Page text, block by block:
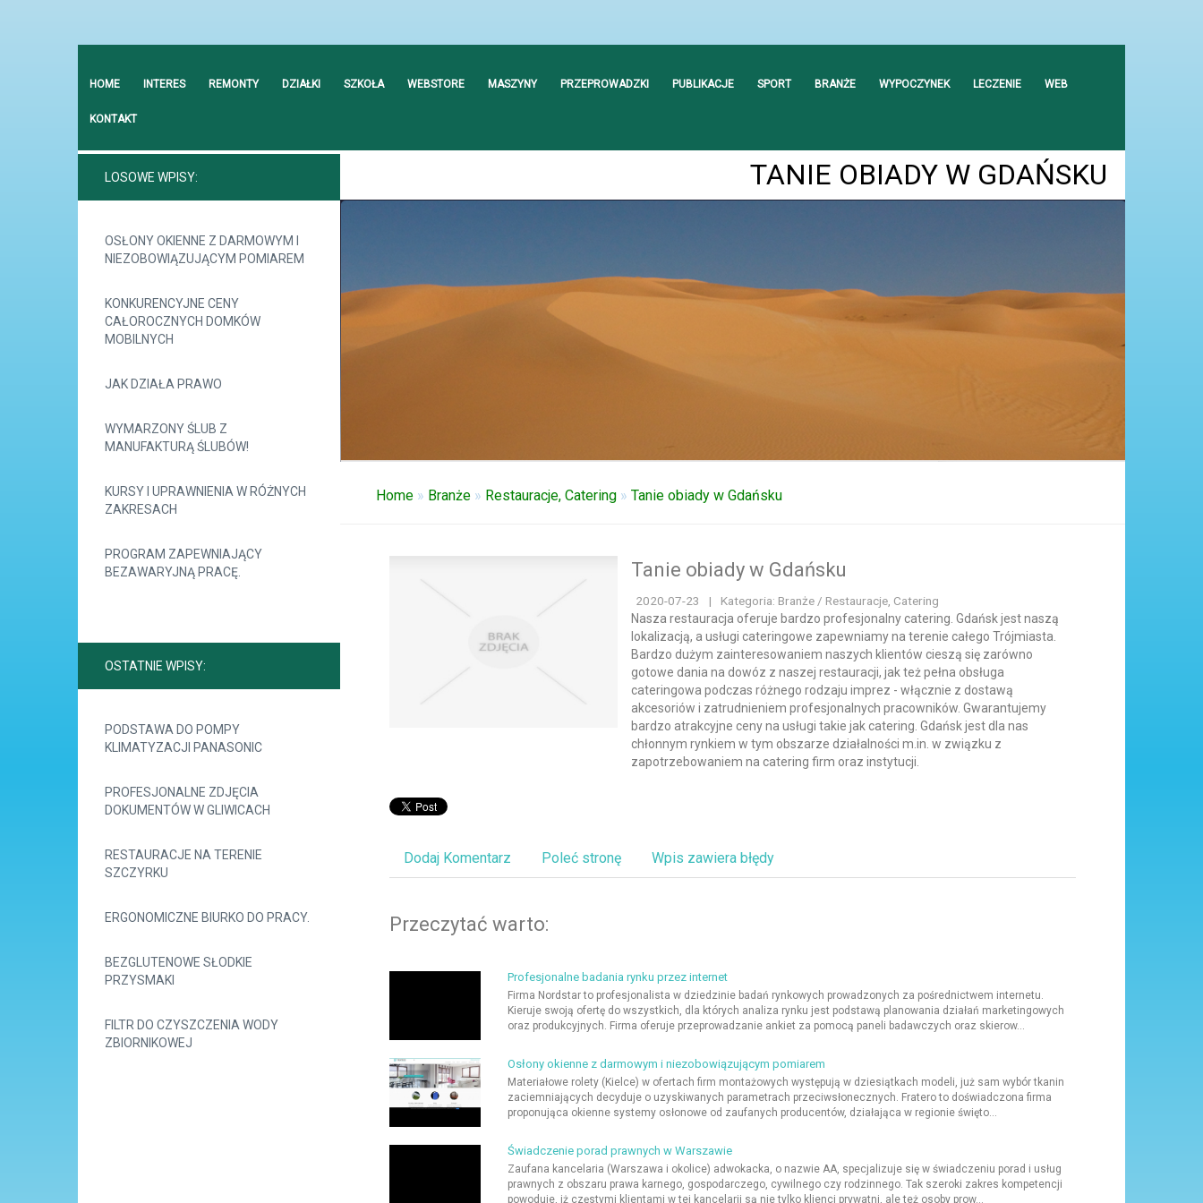
HOME INTERES REMONTY DZIAŁKI SZKOŁA WEBSTORE MASZYNY PRZEPROWADZKI PUBLIKACJE SPORT BRANŻE WYPOCZYNEK LECZENIE WEB
KONTAKT
TANIE OBIADY W GDAŃSKU
LOSOWE WPISY:
OSŁONY OKIENNE Z DARMOWYM I
NIEZOBOWIĄZUJĄCYM POMIAREM
KONKURENCYJNE CENY
CAŁOROCZNYCH DOMKÓW
MOBILNYCH
JAK DZIAŁA PRAWO
WYMARZONY ŚLUB Z
MANUFAKTURĄ ŚLUBÓW!
KURSY I UPRAWNIENIA W RÓŻNYCH
ZAKRESACH
PROGRAM ZAPEWNIAJĄCY
BEZAWARYJNĄ PRACĘ.
OSTATNIE WPISY:
PODSTAWA DO POMPY
KLIMATYZACJI PANASONIC
PROFESJONALNE ZDJĘCIA
DOKUMENTÓW W GLIWICACH
RESTAURACJE NA TERENIE
SZCZYRKU
ERGONOMICZNE BIURKO DO PRACY.
BEZGLUTENOWE SŁODKIE
PRZYSMAKI
FILTR DO CZYSZCZENIA WODY
ZBIORNIKOWEJ
Home» Branże» Restauracje, Catering» Tanie obiady w Gdańsku
Tanie obiady w Gdańsku
2020-07-23 |
Kategoria: Branże / Restauracje, Catering
Nasza restauracja oferuje bardzo profesjonalny catering. Gdańsk jest naszą
lokalizacją, a usługi cateringowe zapewniamy na terenie całego Trójmiasta.
Bardzo dużym zainteresowaniem naszych klientów cieszą się zarówno
gotowe dania na dowóz z naszej restauracji, jak też pełna obsługa
cateringowa podczas różnego rodzaju imprez - włącznie z dostawą
akcesoriów i zatrudnieniem profesjonalnych pracowników. Gwarantujemy
bardzo atrakcyjne ceny na usługi takie jak catering. Gdańsk jest dla nas
chłonnym rynkiem w tym obszarze działalności m.in. w związku z
zapotrzebowaniem na catering firm oraz instytucji.
Dodaj Komentarz Poleć stronę Wpis zawiera błędy
Przeczytać warto:
Profesjonalne badania rynku przez internet
Firma Nordstar to profesjonalista w dziedzinie badań rynkowych prowadzonych za pośrednictwem internetu.
Kieruje swoją ofertę do wszystkich, dla których analiza rynku jest podstawą planowania działań marketingowych
oraz produkcyjnych. Firma oferuje przeprowadzanie ankiet za pomocą paneli badawczych oraz skierow...
Osłony okienne z darmowym i niezobowiązującym pomiarem
Materiałowe rolety (Kielce) w ofertach firm montażowych występują w dziesiątkach modeli, już sam wybór tkanin
zaciemniających decyduje o uzyskiwanych parametrach przeciwsłonecznych. Fratero to doświadczona firma
proponująca okienne systemy osłonowe od zaufanych producentów, działająca w regionie święto...
Świadczenie porad prawnych w Warszawie
Zaufana kancelaria (Warszawa i okolice) adwokacka, o nazwie AA, specjalizuje się w świadczeniu porad i usług
prawnych z obszaru prawa karnego, gospodarczego, cywilnego czy rodzinnego. Tak szeroki zakres kompetencji
powoduje, iż częstymi klientami w tej kancelarii są nie tylko klienci prywatni, ale też osoby prow...